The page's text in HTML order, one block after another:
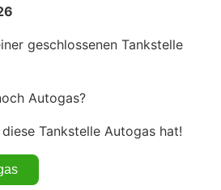
geschlossenen Tankstelle
Autogas?
Tankstelle Autogas hat!